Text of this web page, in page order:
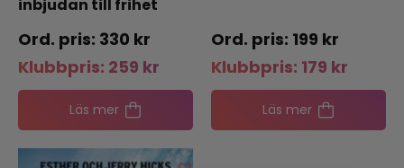
inbjudan till frihet
330 kr
Klubbpris: 259 kr
Läs mer
199 kr
Klubbpris: 179 kr
Läs mer